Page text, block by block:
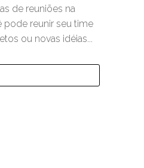
de reuniões na
pode reunir seu time
ou novas idéias...